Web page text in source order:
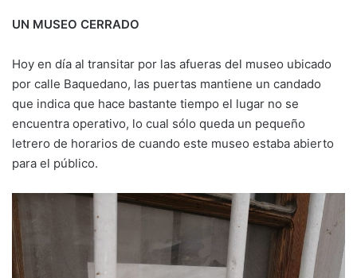
UN MUSEO CERRADO
Hoy en día al transitar por las afueras del museo ubicado
por calle Baquedano, las puertas mantiene un candado
que indica que hace bastante tiempo el lugar no se
encuentra operativo, lo cual sólo queda un pequeño
letrero de horarios de cuando este museo estaba abierto
para el público.